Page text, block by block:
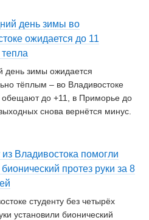
день зимы во
ожидается до 11
тепла
день зимы ожидается
тёплым – во Владивостоке
обещают до +11, в Приморье до
снова вернётся минус.
из Владивостока помогли
бионический протез руки за 8
студенту без четырёх
установили бионический